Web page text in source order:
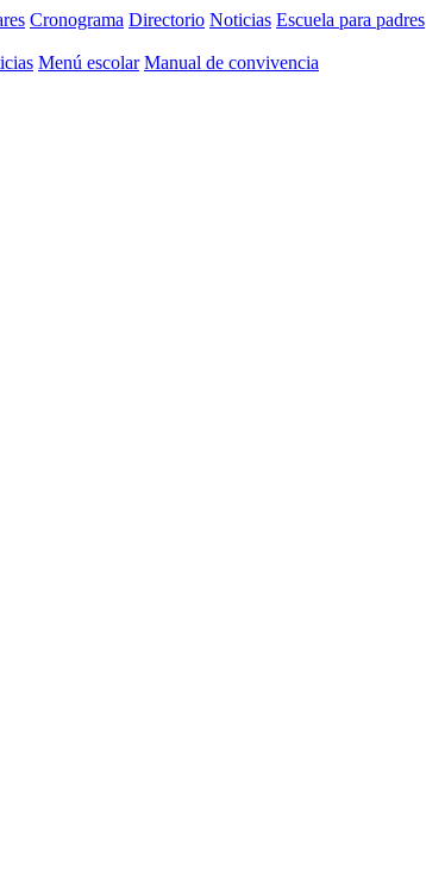
Cronograma Directorio Noticias Escuela para padres
Menú escolar Manual de convivencia